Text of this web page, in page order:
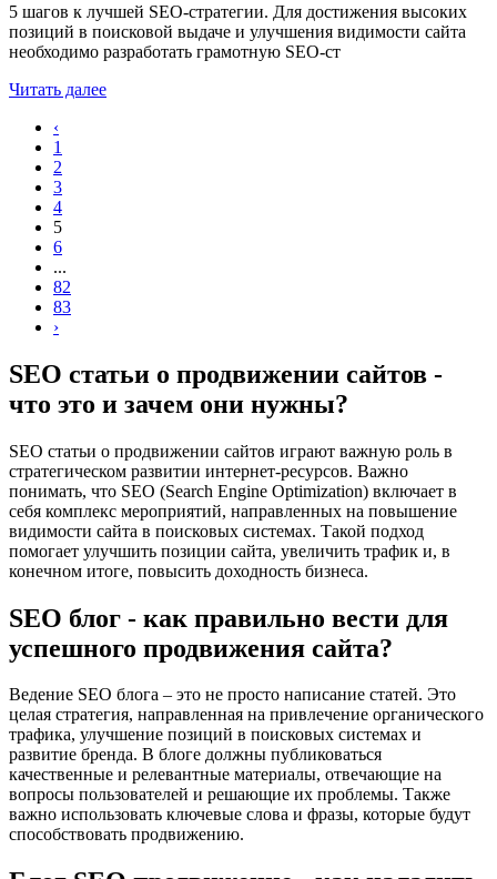
5 шагов к лучшей SEO-стратегии. Для достижения высоких
позиций в поисковой выдаче и улучшения видимости сайта
необходимо разработать грамотную SEO-ст
Читать далее
‹
1
2
3
4
5
6
...
82
83
›
SEO статьи о продвижении сайтов -
что это и зачем они нужны?
SEO статьи о продвижении сайтов играют важную роль в
стратегическом развитии интернет-ресурсов. Важно
понимать, что SEO (Search Engine Optimization) включает в
себя комплекс мероприятий, направленных на повышение
видимости сайта в поисковых системах. Такой подход
помогает улучшить позиции сайта, увеличить трафик и, в
конечном итоге, повысить доходность бизнеса.
SEO блог - как правильно вести для
успешного продвижения сайта?
Ведение SEO блога – это не просто написание статей. Это
целая стратегия, направленная на привлечение органического
трафика, улучшение позиций в поисковых системах и
развитие бренда. В блоге должны публиковаться
качественные и релевантные материалы, отвечающие на
вопросы пользователей и решающие их проблемы. Также
важно использовать ключевые слова и фразы, которые будут
способствовать продвижению.